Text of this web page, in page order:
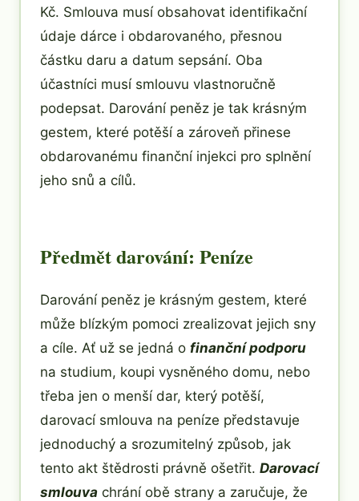
Kč. Smlouva musí obsahovat identifikační
údaje dárce i obdarovaného, přesnou
částku daru a datum sepsání. Oba
účastníci musí smlouvu vlastnoručně
podepsat. Darování peněz je tak krásným
gestem, které potěší a zároveň přinese
obdarovanému finanční injekci pro splnění
jeho snů a cílů.
Předmět darování: Peníze
Darování peněz je krásným gestem, které
může blízkým pomoci zrealizovat jejich sny
a cíle. Ať už se jedná o finanční podporu
na studium, koupi vysněného domu, nebo
třeba jen o menší dar, který potěší,
darovací smlouva na peníze představuje
jednoduchý a srozumitelný způsob, jak
tento akt štědrosti právně ošetřit. Darovací
smlouva chrání obě strany a zaručuje, že